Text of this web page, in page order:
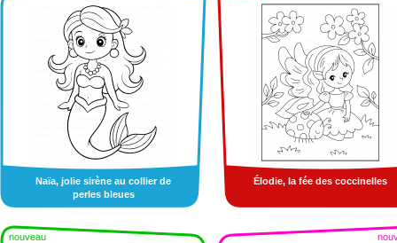
Naïa, jolie sirène au collier de
perles bleues
Élodie, la fée des coccinelles
nouveau